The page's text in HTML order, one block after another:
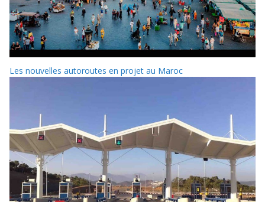
Les nouvelles autoroutes en projet au Maroc